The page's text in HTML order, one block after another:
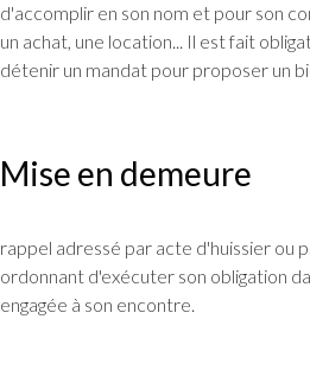
d'accomplir en son nom et pour son
un achat, une location... Il est fait
détenir un mandat pour proposer un
Mise en demeure
rappel adressé par acte d'huissier ou
ordonnant d'exécuter son obligation
engagée à son encontre.